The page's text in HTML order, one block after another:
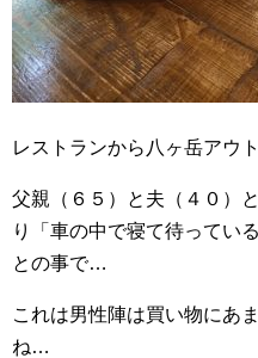
レストランから八ヶ岳アウ
父親（６５）と夫（４０）
り「車の中で寝て待ってい
との事で…
これは男性陣は買い物にあ
ね…